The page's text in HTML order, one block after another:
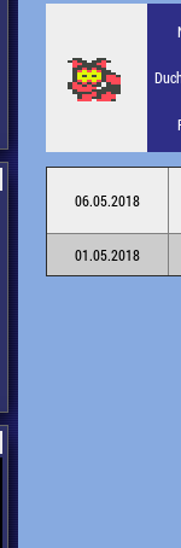
06.05.2018
01.05.2018